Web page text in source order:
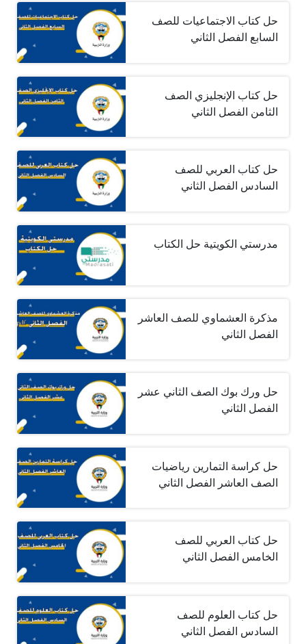
حل كتاب الاجتماعيات للصف
السابع الفصل الثاني
حل كتاب الإنجليزي الصف
الثامن الفصل الثاني
حل كتاب العربي للصف
السادس الفصل الثاني
مدرستي الكويتية حل الكتاب
مذكرة العشماوي للصف العاشر
الفصل الثاني
حل ورك بوك الصف الثاني عشر
الفصل الثاني
حل كراسة التمارين رياضيات
الصف العاشر الفصل الثاني
حل كتاب العربي للصف
الخامس الفصل الثاني
حل كتاب العلوم للصف
السادس الفصل الثاني